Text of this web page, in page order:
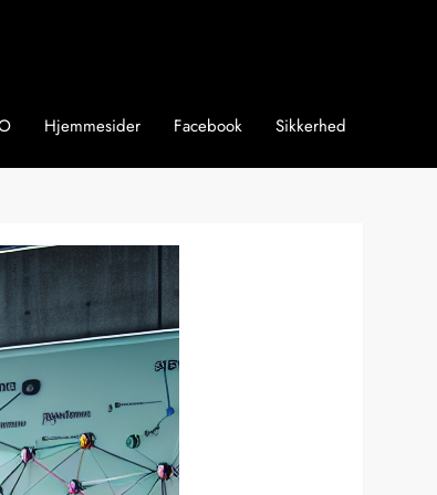
Hjemmesider Facebook Sikkerhed